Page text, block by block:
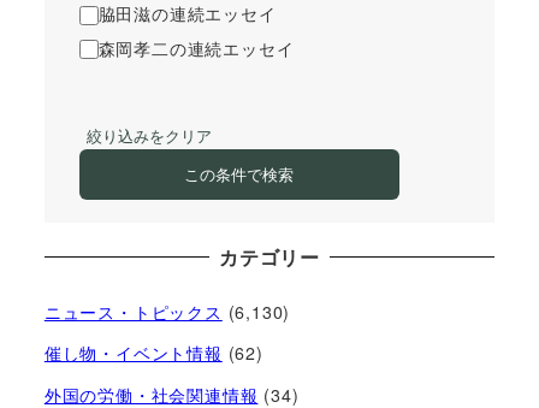
脇田滋の連続エッセイ
森岡孝二の連続エッセイ
絞り込みをクリア
この条件で検索
カテゴリー
ニュース・トピックス (6,130)
催し物・イベント情報 (62)
外国の労働・社会関連情報 (34)